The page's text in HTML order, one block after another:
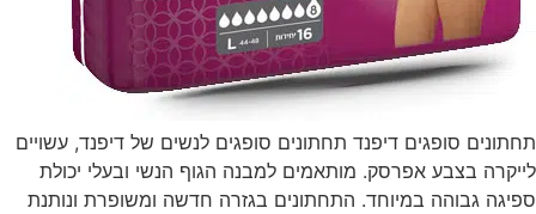
תחתונים סופגים דיפנד תחתונים סופגים לנשים של דיפנד, עשויים
לייקרה בצבע אפרסק. מותאמים למבנה הגוף הנשי ובעלי יכולת
ספיגה גבוהה במיוחד. התחתונים בגזרה חדשה ומשופרת ונותנת